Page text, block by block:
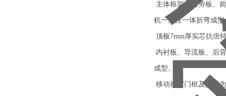
主体框架左右旁板、
机一次性一体折弯成
顶板7mm厚实芯抗倍
内衬板、导流板、后
成型。
移动视窗门框及拉手